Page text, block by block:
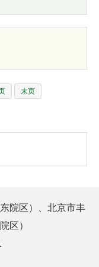
末页
院区）、北京市丰
区）